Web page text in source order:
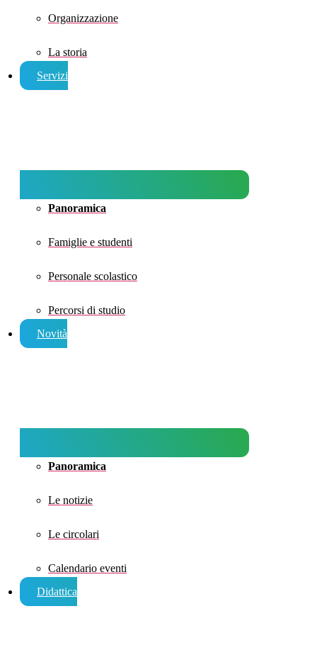
Organizzazione
La storia
Servizi
Panoramica
Famiglie e studenti
Personale scolastico
Percorsi di studio
Novità
Panoramica
Le notizie
Le circolari
Calendario eventi
Didattica